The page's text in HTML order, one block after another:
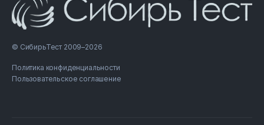
© СибирьТест 2009–2026
Политика конфиденциальности
Пользовательское соглашение